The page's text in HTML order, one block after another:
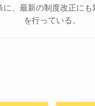
に、最新の制度改正にも
を行っている。